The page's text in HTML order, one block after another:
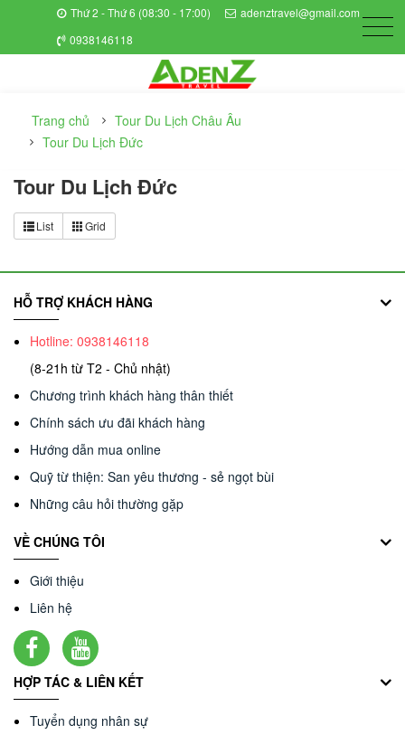
Thứ 2 - Thứ 6 (08:30 - 17:00)
adenztravel@gmail.com
0938146118
Trang chủ
Tour Du Lịch Châu Âu
Tour Du Lịch Đức
Tour Du Lịch Đức
List Grid
HỖ TRỢ KHÁCH HÀNG
Hotline: 0938146118
(8-21h từ T2 - Chủ nhật)
Chương trình khách hàng thân thiết
Chính sách ưu đãi khách hàng
Hướng dẫn mua online
Quỹ từ thiện: San yêu thương - sẻ ngọt bùi
Những câu hỏi thường gặp
VỀ CHÚNG TÔI
Giới thiệu
Liên hệ
HỢP TÁC & LIÊN KẾT
Tuyển dụng nhân sự